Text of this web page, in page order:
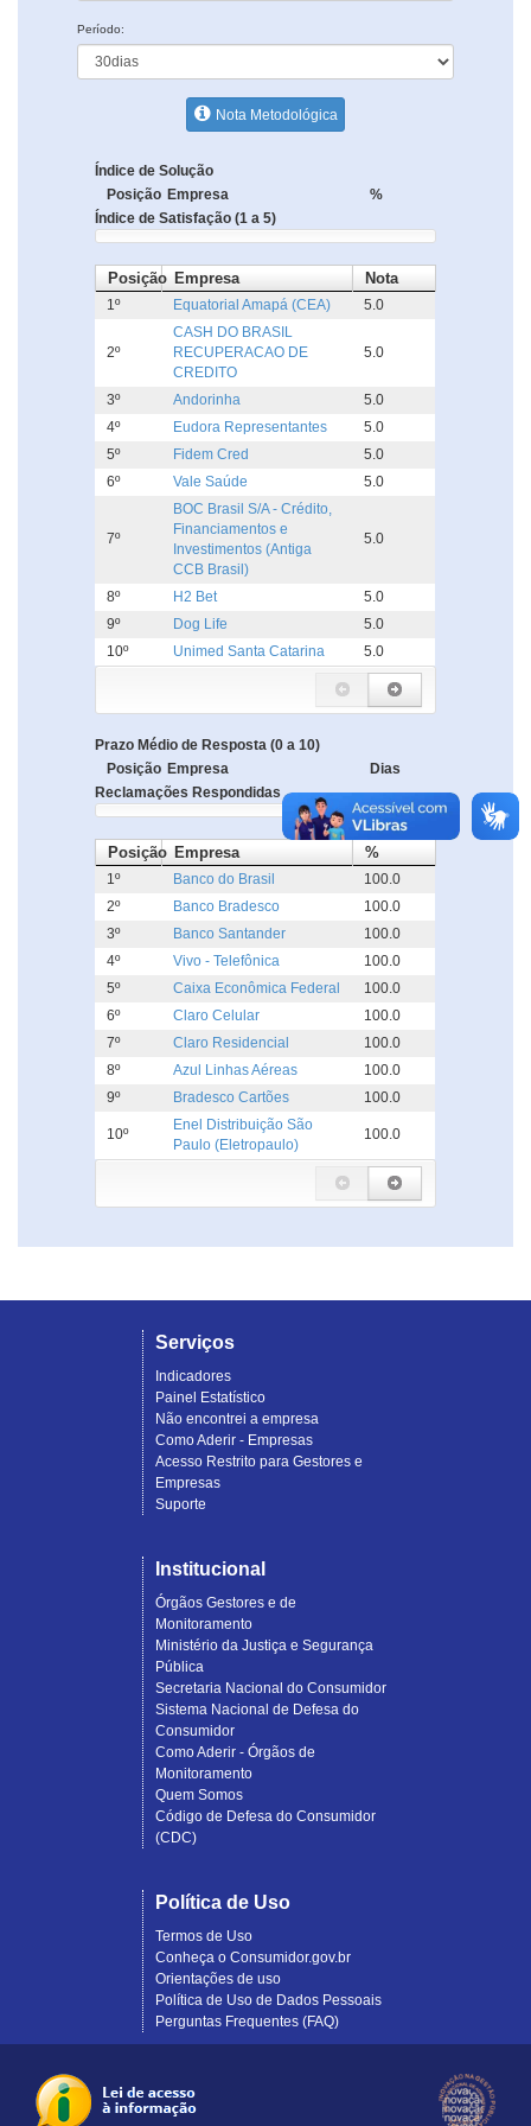
Período:
Nota Metodológica
Índice de Solução
Posição Empresa
%
Índice de Satisfação (1 a 5)
Posição Empresa Nota
1º Equatorial Amapá (CEA) 5.0
2º
CASH DO BRASIL
RECUPERACAO DE
CREDITO
5.0
3º Andorinha
5.0
4º
Eudora Representantes
5.0
5º
Fidem Cred
5.0
6º
Vale Saúde 5.0
7º
BOC Brasil S/A - Crédito,
Financiamentos e
Investimentos (Antiga
CCB Brasil)
5.0
8º H2 Bet
5.0
9º
Dog Life
5.0
10º
Unimed Santa Catarina 5.0
Prazo Médio de Resposta (0 a 10)
Posição Empresa
Dias
Reclamações Respondidas
Posição Empresa %
1º Banco do Brasil
100.0
2º
Banco Bradesco
100.0
3º
Banco Santander
100.0
4º
Vivo - Telefônica
100.0
5º
Caixa Econômica Federal
100.0
6º
Claro Celular
100.0
7º
Claro Residencial
100.0
8º
Azul Linhas Aéreas
100.0
9º
Bradesco Cartões 100.0
10º
Enel Distribuição São
Paulo (Eletropaulo)
100.0
Serviços
Indicadores
Painel Estatístico
Não encontrei a empresa
Como Aderir - Empresas
Acesso Restrito para Gestores e
Empresas
Suporte
Institucional
Órgãos Gestores e de
Monitoramento
Ministério da Justiça e Segurança
Pública
Secretaria Nacional do Consumidor
Sistema Nacional de Defesa do
Consumidor
Como Aderir - Órgãos de
Monitoramento
Quem Somos
Código de Defesa do Consumidor
(CDC)
Política de Uso
Termos de Uso
Conheça o Consumidor.gov.br
Orientações de uso
Política de Uso de Dados Pessoais
Perguntas Frequentes (FAQ)